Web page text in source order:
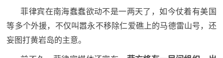
国
英
菲律宾在南海蠢蠢欲动不是一两天了，如今仗着有美国
等多个外援，不仅叫嚣永不移除仁爱礁上的马德雷山号，还
妄图打黄岩岛的主意。